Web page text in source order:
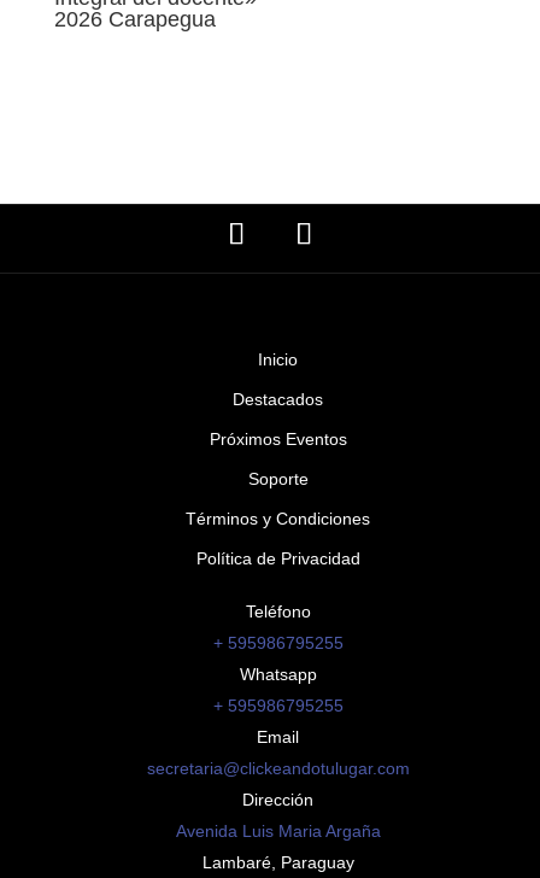
2026 Carapegua
Inicio
Destacados
Próximos Eventos
Soporte
Términos y Condiciones
Política de Privacidad
Teléfono
+ 595986795255
Whatsapp
+ 595986795255
Email
secretaria@clickeandotulugar.com
Dirección
Avenida Luis Maria Argaña
Lambaré, Paraguay